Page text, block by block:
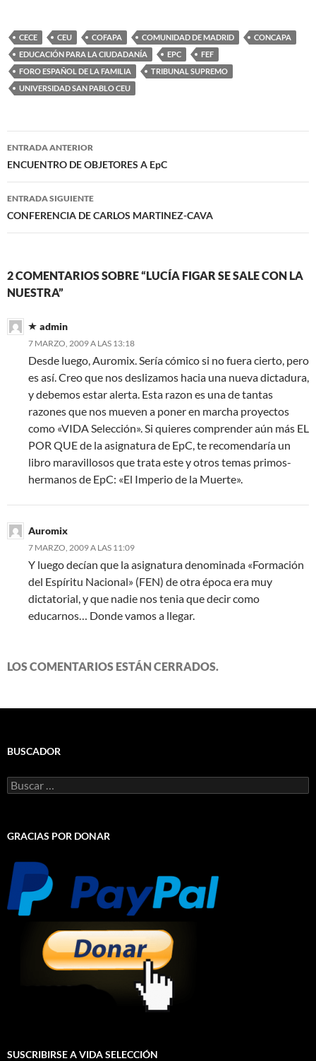
CECE CEU COFAPA COMUNIDAD DE MADRID
CONCAPA
EDUCACIÓN PARA LA CIUDADANÍA
EPC
FEF
FORO ESPAÑOL DE LA FAMILIA
TRIBUNAL SUPREMO
UNIVERSIDAD SAN PABLO CEU
Navegación
de
entradas
ENTRADA ANTERIOR
ENCUENTRO DE OBJETORES A EpC
ENTRADA SIGUIENTE
CONFERENCIA DE CARLOS MARTINEZ-CAVA
2 COMENTARIOS SOBRE “LUCÍA FIGAR SE SALE CON LA
NUESTRA”
admin
7 MARZO, 2009 A LAS 13:18
Desde luego, Auromix. Sería cómico si no fuera cierto, pero
es así. Creo que nos deslizamos hacia una nueva dictadura,
y debemos estar alerta. Esta razon es una de tantas
razones que nos mueven a poner en marcha proyectos
como «VIDA Selección». Si quieres comprender aún más EL
POR QUE de la asignatura de EpC, te recomendaría un
libro maravillosos que trata este y otros temas primos-
hermanos de EpC: «El Imperio de la Muerte».
Auromix
7 MARZO, 2009 A LAS 11:09
Y luego decían que la asignatura denominada «Formación
del Espíritu Nacional» (FEN) de otra época era muy
dictatorial, y que nadie nos tenia que decir como
educarnos… Donde vamos a llegar.
LOS COMENTARIOS ESTÁN CERRADOS.
BUSCADOR
Buscar:
GRACIAS POR DONAR
SUSCRIBIRSE A VIDA SELECCIÓN